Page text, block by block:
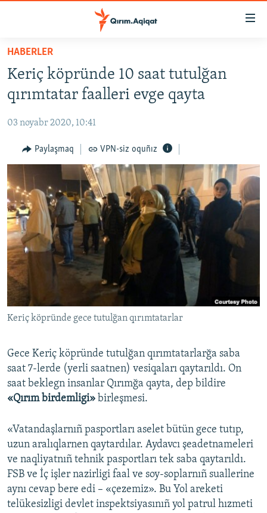
Esas
qaytmaq
Baş
navigatsiyağa
qaytmaq
qaytmaq
HABERLER
SİYASET
İQTİSADİYAT
CEMİYET
MEDENİYET
İNSAN AQLARI
VİDEO
SÜRET
BLOGLAR
FİKİR
Русский
Українською
RFE/RS bütün saytları
HABERLER
Keriç köpründe 10 saat tutulğan
qırımtatar faalleri evge qayta
03 noyabr 2020, 10:41
Paylaşmaq VPN-siz oquñız
Keriç köpründe gece tutulğan qırımtatarlar
Gece Keriç köpründe tutulğan qırımtatarlarğa saba
saat 7-lerde (yerli saatnen) vesiqaları qaytarıldı. On
saat beklegn insanlar Qırımğa qayta, dep bildire
«Qırım birdemligi» birleşmesi.
«Vatandaşlarnıñ pasportları aselet bütün gece tutıp,
uzun aralıqlarnen qaytardılar. Aydavcı şeadetnameleri
ve naqliyatnıñ tehnik pasportları tek saba qaytarıldı.
FSB ve İç işler nazirligi faal ve soy-soplarnıñ suallerine
aynı cevap bere edi – «çezemiz». Bu Yol areketi
telükesizligi devlet inspektsiyasınıñ yol patrul hızmeti